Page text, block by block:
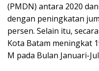
(PMDN) antara 2020
dengan peningkatan
persen. Selain itu,
Kota Batam meningkat
M pada Bulan Januari-